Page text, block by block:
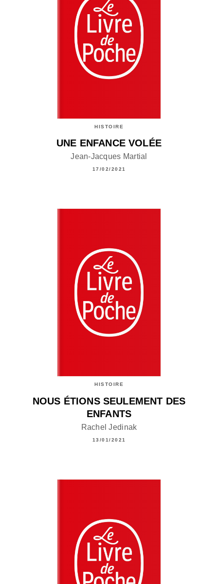
HISTOIRE
UNE ENFANCE VOLÉE
Jean-Jacques Martial
17/02/2021
HISTOIRE
NOUS ÉTIONS SEULEMENT DES
ENFANTS
Rachel Jedinak
13/01/2021